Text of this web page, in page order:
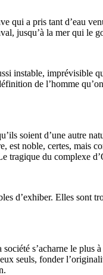
qui a pris tant d’eau
jusqu’à la mer qui le
instable, imprévisible
de l’homme
soient d’une autre
noble, certes, mais
tragique du complexe
d’exhiber. Elles sont
s’acharne le
seuls, fonder